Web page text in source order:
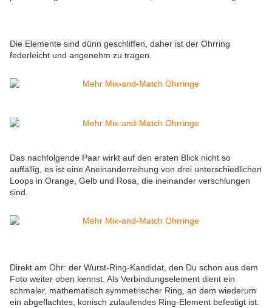
Die Elemente sind dünn geschliffen, daher ist der Ohrring
federleicht und angenehm zu tragen.
Das nachfolgende Paar wirkt auf den ersten Blick nicht so
auffällig, es ist eine Aneinanderreihung von drei unterschiedlichen
Loops in Orange, Gelb und Rosa, die ineinander verschlungen
sind.
Direkt am Ohr: der Wurst-Ring-Kandidat, den Du schon aus dem
Foto weiter oben kennst. Als Verbindungselement dient ein
schmaler, mathematisch symmetrischer Ring, an dem wiederum
ein abgeflachtes, konisch zulaufendes Ring-Element befestigt ist.